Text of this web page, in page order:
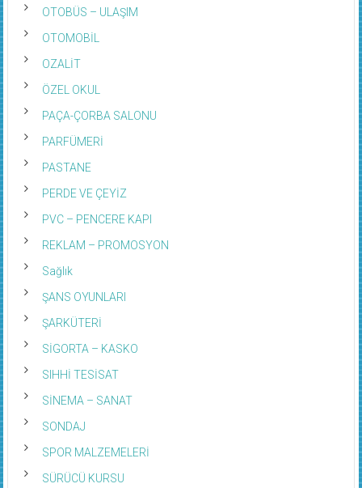
OTOBÜS – ULAŞIM
OTOMOBİL
OZALİT
ÖZEL OKUL
PAÇA-ÇORBA SALONU
PARFÜMERİ
PASTANE
PERDE VE ÇEYİZ
PVC – PENCERE KAPI
REKLAM – PROMOSYON
Sağlık
ŞANS OYUNLARI
ŞARKÜTERİ
SİGORTA – KASKO
SIHHİ TESİSAT
SİNEMA – SANAT
SONDAJ
SPOR MALZEMELERİ
SÜRÜCÜ KURSU